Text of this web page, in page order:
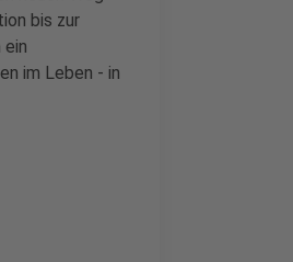
bis zur
ein
im Leben - in